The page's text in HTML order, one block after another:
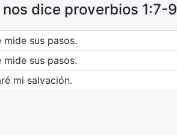
nos dice proverbios 1:7-9
sus pasos.
sus pasos.
mi salvación.